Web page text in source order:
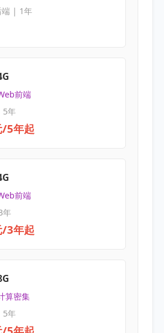
端 | 1年
前端
年
5年起
前端
3年起
算密集
年